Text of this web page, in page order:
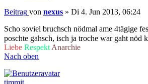
Beitrag von nexus » Di 4. Jun 2013, 06:24
Scho soviel bruchsch nödmal ame 4tägige
poschte gahsch, isch ja troche war gaht nöd
Liebe Respekt Anarchie
Nach oben
timmit